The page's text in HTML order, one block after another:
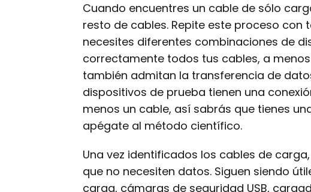
Cuando encuentres un cable de sólo
resto de cables. Repite este proceso con
necesites diferentes combinaciones de
correctamente todos tus cables, a
también admitan la transferencia de
dispositivos de prueba tienen una
menos un cable, así sabrás que tienes
apégate al método científico.
Una vez identificados los cables de
que no necesiten datos. Siguen siendo
carga, cámaras de seguridad USB,